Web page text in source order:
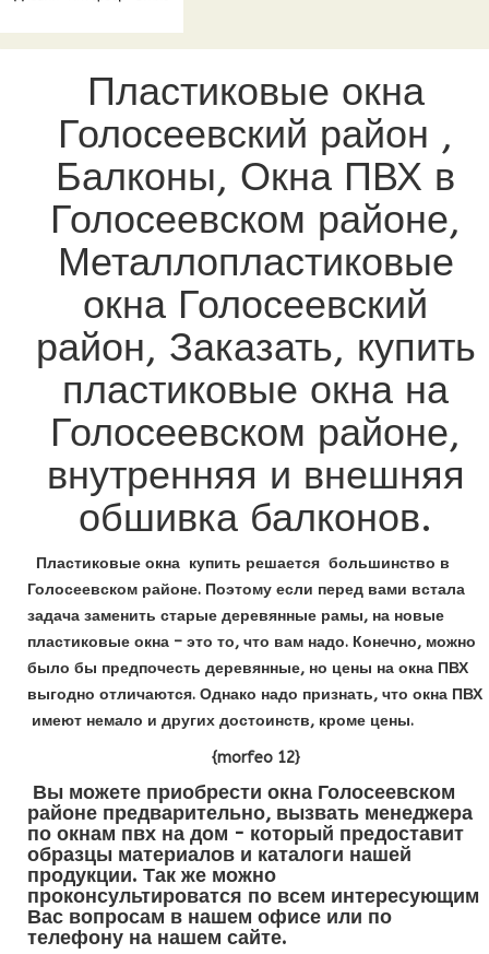
Пластиковые окна
Голосеевский район ,
Балконы, Окна ПВХ в
Голосеевском районе,
Металлопластиковые
окна Голосеевский
район, Заказать, купить
пластиковые окна на
Голосеевском районе,
внутренняя и внешняя
обшивка балконов.
Пластиковые окна купить решается большинство в
Голосеевском районе. Поэтому если перед вами встала
задача заменить старые деревянные рамы, на новые
пластиковые окна – это то, что вам надо. Конечно, можно
было бы предпочесть деревянные, но цены на окна ПВХ
выгодно отличаются. Однако надо признать, что окна ПВХ
имеют немало и других достоинств, кроме цены.
{morfeo 12}
Вы можете приобрести окна Голосеевском
районе предварительно, вызвать менеджера
по окнам пвх на дом - который предоставит
образцы материалов и каталоги нашей
продукции. Так же можно
проконсультироватся по всем интересующим
Вас вопросам в нашем офисе или по
телефону на нашем сайте.